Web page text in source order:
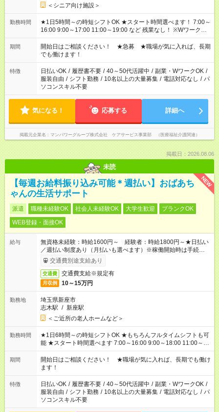
＜シニア向け施設＞
勤務時間
★1日5時間～の時短シフトOK ★スタート時間選べます！ 7:00～
16:00 9:00～17:00 11:00～19:00 など 残業なし！ ※Wワークの
場合、他のお仕事と合わせ週40時間超の就業はご案内できませ
ん ※法令に基づき、週20時間以上勤務は社会保険への加入対象
となります ※労働者派遣法（日雇い派遣の原則禁止）により、
短時間・短期間の就業はご案内が難しい場合があります
期間
開始日はご相談ください！ ★急募 ★職場が気に入れば、長期
でも働けます！
特徴 日払いOK / 履歴書不要 / 40～50代活躍中 / 副業・WワークOK /
服装自由 / シフト勤務 / 10名以上の大量募集 / 電話対応なし / パ
ソコンスキル不要
気になる！ 応募する 詳細へ
掲載元企業名 マンパワーグループ株式会社 ケアサービス事業部 （医療福祉介護関連）
掲載日：2026.08.06
未読
NEW
【毎週お給料振り込み可能＊週払い】おばあち
ゃんの生活サポート
派遣 職種未経験OK 社会人未経験OK 大学生歓迎
ブランクOK
WEB登録・面接OK
給与
無資格未経験：時給1600円～ 経験者：時給1800円～★日払い
／週払い制度あり（月払いも選べます）※稼働開始時は手続き完
了次第のお支払いとなります。
交通費別途支給あり
交通費 交通費支給※規定有
月収例 10～15万円
勤務地
埼玉県新座市
志木駅 / 新座駅
＜ご近所の老人ホームなど＞
勤務時間
★1日6時間～の時短シフトOK ★もちろんフルタイムシフトも可
能 ★スタート時間選べます 7:00～16:00 9:00～18:00 11:00～
20:00 など 残業なし！ ※Wワークの場合、他のお仕事と合わせ
週40時間超の就業はご案内できません ※法令に基づき、週20時
間以上勤務は社会保険への加入対象となります ※労働者派遣法
（日雇い派遣の原則禁止）により、短時間・短期間の就業はご
案内が難しい場合があります
期間
開始日はご相談ください！ ★職場が気に入れば、長期でも働け
ます！
特徴 日払いOK / 履歴書不要 / 40～50代活躍中 / 副業・WワークOK /
服装自由 / シフト勤務 / 10名以上の大量募集 / 電話対応なし / パ
ソコンスキル不要